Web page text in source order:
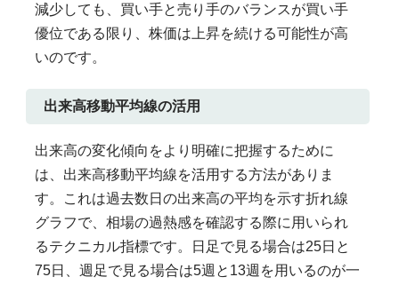
減少しても、買い手と売り手のバランスが買い手
優位である限り、株価は上昇を続ける可能性が高
いのです。
出来高移動平均線の活用
出来高の変化傾向をより明確に把握するために
は、出来高移動平均線を活用する方法がありま
す。これは過去数日の出来高の平均を示す折れ線
グラフで、相場の過熱感を確認する際に用いられ
るテクニカル指標です。日足で見る場合は25日と
75日、週足で見る場合は5週と13週を用いるのが一